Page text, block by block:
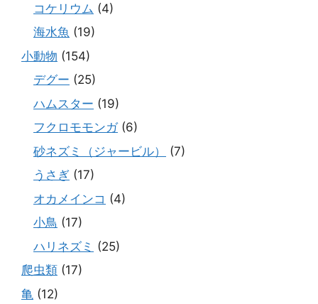
コケリウム (4)
海水魚 (19)
小動物 (154)
デグー (25)
ハムスター (19)
フクロモモンガ(6)
砂ネズミ（ジャービル）
(7)
うさぎ (17)
オカメインコ (4)
小鳥 (17)
ハリネズミ (25)
爬虫類 (17)
亀 (12)